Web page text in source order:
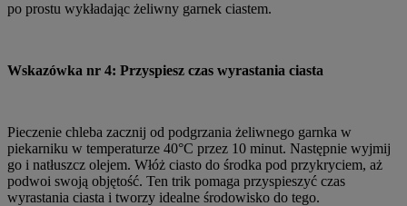
po prostu wykładając żeliwny garnek ciastem.
Wskazówka nr 4: Przyspiesz czas wyrastania ciasta
Pieczenie chleba zacznij od podgrzania żeliwnego garnka w
piekarniku w temperaturze 40°C przez 10 minut. Następnie wyjmij
go i natłuszcz olejem. Włóż ciasto do środka pod przykryciem, aż
podwoi swoją objętość. Ten trik pomaga przyspieszyć czas
wyrastania ciasta i tworzy idealne środowisko do tego.